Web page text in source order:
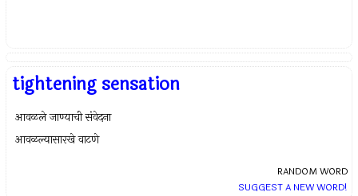
tightening sensation
आवळले जाण्याची संवेदना
आवळल्यासारखे वाटणे
RANDOM WORD
SUGGEST A NEW WORD!